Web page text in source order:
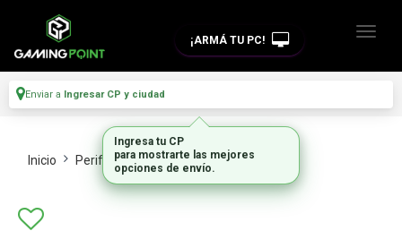
¡ARMÁ TU PC!
Enviar a Ingresar CP y ciudad
Inicio Perifericos Parlantes
Ingresa tu CP
para mostrarte las mejores
opciones de envío.